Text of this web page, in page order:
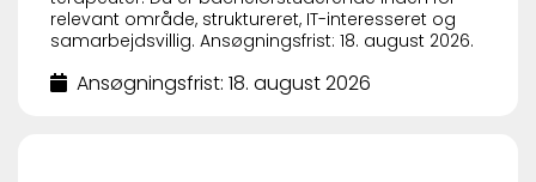
relevant område, struktureret, IT-interesseret og
samarbejdsvillig. Ansøgningsfrist: 18. august 2026.
Ansøgningsfrist: 18. august 2026